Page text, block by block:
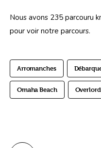
Nous avons 235 parcouru
pour voir notre parcours.
Arromanches
Omaha Beach Overlord